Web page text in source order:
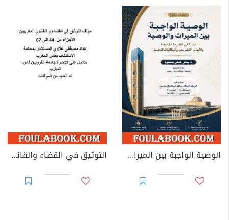
الوصية الواجبة بين الميراث والوصية: دراسة في الطبيعة القانونية والأساس التشريعي وإشكاليات التطبيق التوثيق في القضاء والقانون المغربيين - الأجزاء من 44 إلى 67